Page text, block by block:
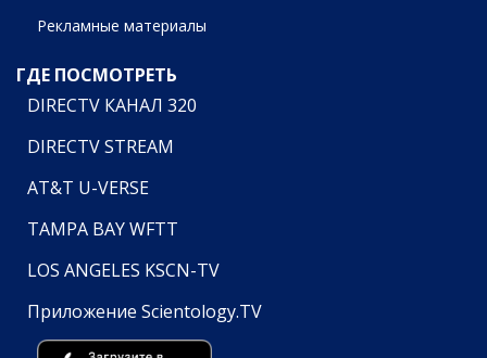
Рекламные материалы
ГДЕ ПОСМОТРЕТЬ
DIRECTV КАНАЛ 320
DIRECTV STREAM
AT&T U-VERSE
TAMPA BAY WFTT
LOS ANGELES KSCN-TV
Приложение Scientology.TV